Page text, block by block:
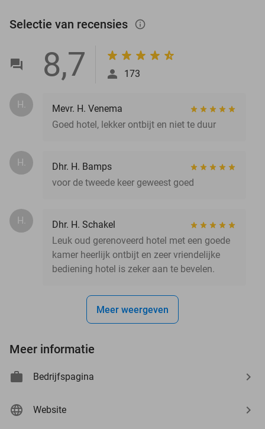
Selectie van recensies info_outlined
8,7 173
H.
Mevr. H. Venema
Goed hotel, lekker ontbijt en niet te duur
H.
Dhr. H. Bamps
voor de tweede keer geweest goed
H.
Dhr. H. Schakel
Leuk oud gerenoveerd hotel met een goede
kamer heerlijk ontbijt en zeer vriendelijke
bediening hotel is zeker aan te bevelen.
Meer weergeven
Meer informatie
Bedrijfspagina
Website